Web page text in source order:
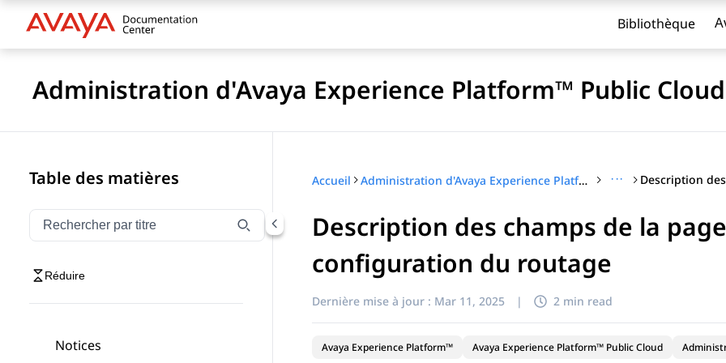
Bibliothèque
Administration d'Avaya Experience Platform™ Public Cloud
Table des matières
Filtrer la navigation par titre
Saisissez pour filtrer les éléments de navigation par titre
Réduire
Notices
Accueil Administration d'Avaya Experience Platform™ Public Cloud ···
Description des champs de la
configuration du routage
Dernière mise à jour : Mar 11, 2025 | 2 min read
Avaya Experience Platform™ Avaya Experience Platform™ Public Cloud